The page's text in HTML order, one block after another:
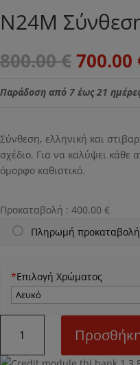
Ν24Μ
800.00€
price
was:
700.00
Παράδοση από 7 έως 21
Σύνθεση, ελληνική και
σχέδιο. Για να καλύψει κάθε
όμορφο καθιστικό.
Προκαταβολή : 400.00 €
Πληρωμή
*Επιλογή Χρώματος
Σύνθεση
ποσότητα